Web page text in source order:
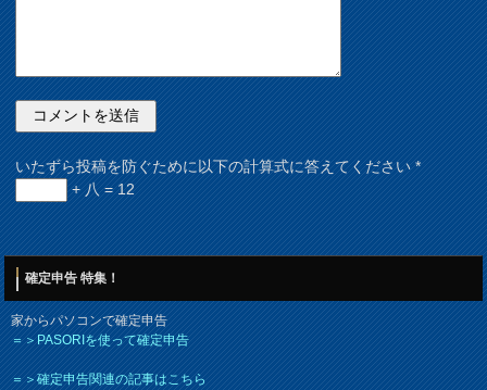
いたずら投稿を防ぐために以下の計算式に答えてください*
+ 八 = 12
確定申告 特集！
家からパソコンで確定申告
＝＞PASORIを使って確定申告
＝＞確定申告関連の記事はこちら